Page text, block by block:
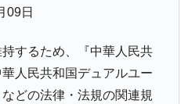
手『POSCO』ズブズブ沈む。
国の公務員個人をターゲット
ーパン問題は合衆国企業に対
09日
するため、『中華人民共
人民共和国デュアルユー
どの法律・法規の関連規